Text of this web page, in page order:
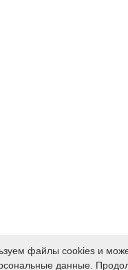
файлы cookies и
данные.